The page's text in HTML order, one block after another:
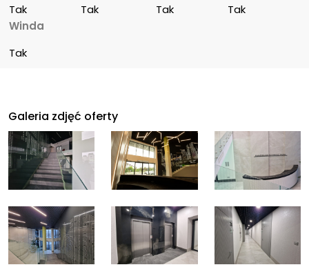
Tak
Tak
Tak
Tak
Winda
Tak
Galeria zdjęć oferty